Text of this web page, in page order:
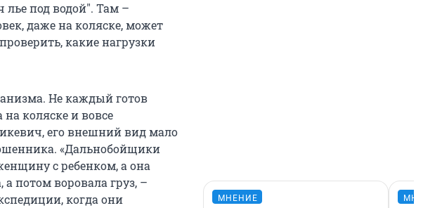
лье под водой". Там –
даже на коляске, может
какие нагрузки
Не каждый готов
коляске и вовсе
его внешний вид мало
«Дальнобойщики
с ребенком, а она
потом воровала груз, –
когда они
МНЕНИЕ